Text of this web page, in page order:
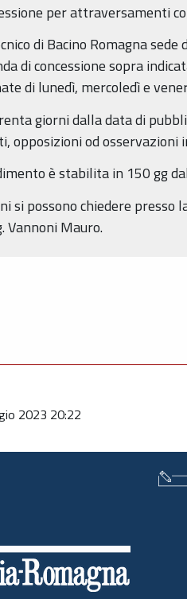
per attraversamenti
di Bacino Romagna
di concessione sopra
di lunedì, mercoledì e
giorni dalla data di
opposizioni od
è stabilita in 150 gg
possono chiedere presso
Vannoni Mauro.
2023 20:22